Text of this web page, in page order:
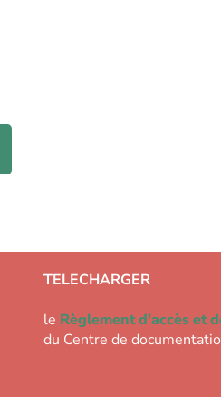
TELECHARGER
le Règlement d'accès et
du Centre de